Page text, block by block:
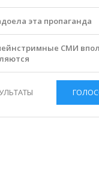
эта пропаганда
СМИ